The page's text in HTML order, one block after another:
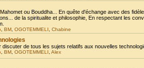
ou Bouddha... En quête d'échange avec des
de la spiritualite et philosophie, En respectant les
BM OGOTEMMELI Chabine
discuter de tous les sujets relatifs aux nouvelles
BM OGOTEMMELI Alex